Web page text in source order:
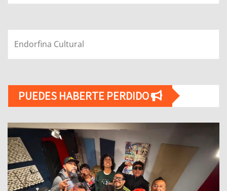
Endorfina Cultural
PUEDES HABERTE PERDIDO